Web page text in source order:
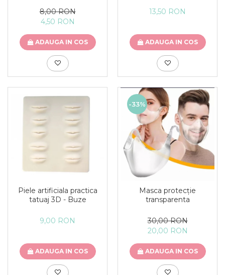
8,00 RON
4,50 RON
ADAUGA IN COS
13,50 RON
ADAUGA IN COS
Piele artificiala practica
tatuaj 3D - Buze
9,00 RON
ADAUGA IN COS
-33%
Masca protecție
transparenta
30,00 RON
20,00 RON
ADAUGA IN COS